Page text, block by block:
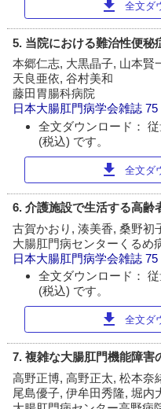
download 全文ダ
5. 当院における難治性便秘
本郷仁志, 大黒晶子, 山本賢
天良亜依, 谷村美和
藤田胃腸科病院
日本大腸肛門病学会雑誌
全文ダウンロード：
(税込) です。
download 全文ダ
6. 介護施設で生活する高齢
古賀かおり, 湊美香, 桑野初
大腸肛門病センターくるめ
日本大腸肛門病学会雑誌
全文ダウンロード：
(税込) です。
download 全文ダ
7. 複雑な大腸肛門機能障害
高野正博, 高野正太, 松本奈
尾島優子, 伊牟田秀隆, 堀内